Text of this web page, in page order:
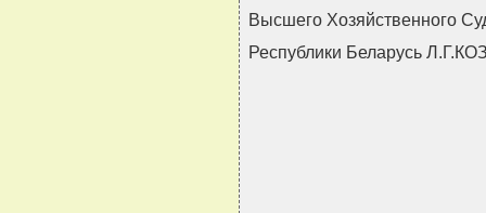
Высшего Хозяйственного
Республики Беларусь